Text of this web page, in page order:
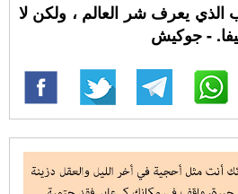
يعرف شر العالم ، ولكن لا
- جوكيش